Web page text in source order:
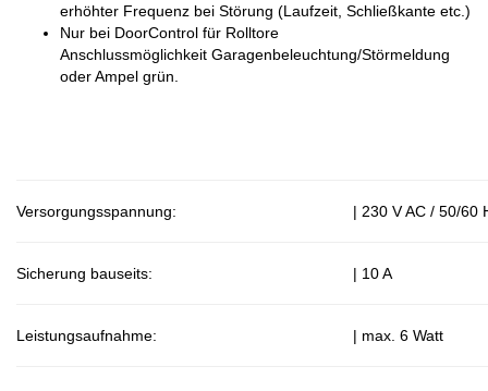
erhöhter Frequenz bei Störung (Laufzeit, Schließkante etc.)
Nur bei DoorControl für Rolltore
Anschlussmöglichkeit Garagenbeleuchtung/Störmeldung
oder Ampel grün.
Versorgungsspannung: | 230 V AC / 50/60
Sicherung bauseits: | 10 A
Leistungsaufnahme: | max. 6 Watt